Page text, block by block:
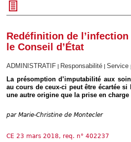
Redéfinition de
le Conseil d’État
ADMINISTRATIF Responsabilité Service
La présomption d’imputabilité aux
au cours de ceux-ci peut être écartée si
une autre origine que la prise en charge
par Marie-Christine de Montecler
CE 23 mars 2018, req. n° 402237